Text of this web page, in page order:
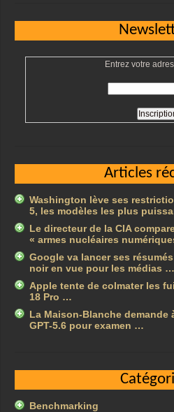
Entrez votre
Articles
Washington lève ses
5, les modèles les plus
Le directeur de la CIA
« armes nucléaires
Google va lancer ses
noir en vue pour les médias …
Apple tente de colmater les
18 Pro …
La Maison-Blanche demande
GPT-5.6 pour examen …
Benchmarking